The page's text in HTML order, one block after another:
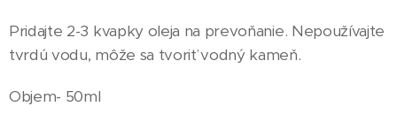
Pridajte 2-3 kvapky oleja na prevoňanie. Nepoužívajte
tvrdú vodu, môže sa tvoriť vodný kameň.
Objem- 50ml